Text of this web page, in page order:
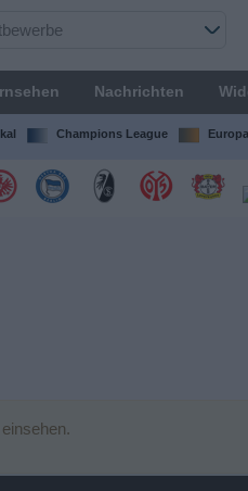
Nachrichten
Champions League